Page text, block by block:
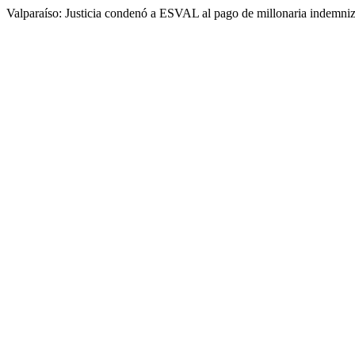
Valparaíso: Justicia condenó a ESVAL al pago de millonaria